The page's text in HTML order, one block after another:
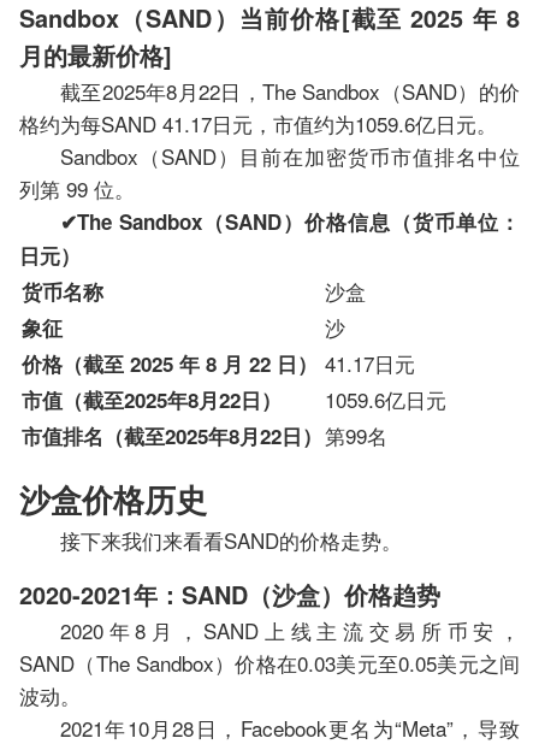
Sandbox（SAND）当前价格[截至 2025 年 8
月的最新价格]
截至2025年8月22日，The Sandbox（SAND）的价
格约为每SAND 41.17日元，市值约为1059.6亿日元。
Sandbox（SAND）目前在加密货币市值排名中位
列第 99 位。
✔︎The Sandbox（SAND）价格信息（货币单位：
日元）
货币名称
沙盒
象征 沙
价格（截至 2025 年 8 月 22 日） 41.17日元
市值（截至2025年8月22日） 1059.6亿日元
市值排名（截至2025年8月22日） 第99名
沙盒价格历史
接下来我们来看看SAND的价格走势。
2020-2021年：SAND（沙盒）价格趋势
2020年8月，SAND上线主流交易所币安，
SAND（The Sandbox）价格在0.03美元至0.05美元之间
波动。
2021年10月28日，Facebook更名为“Meta”，导致